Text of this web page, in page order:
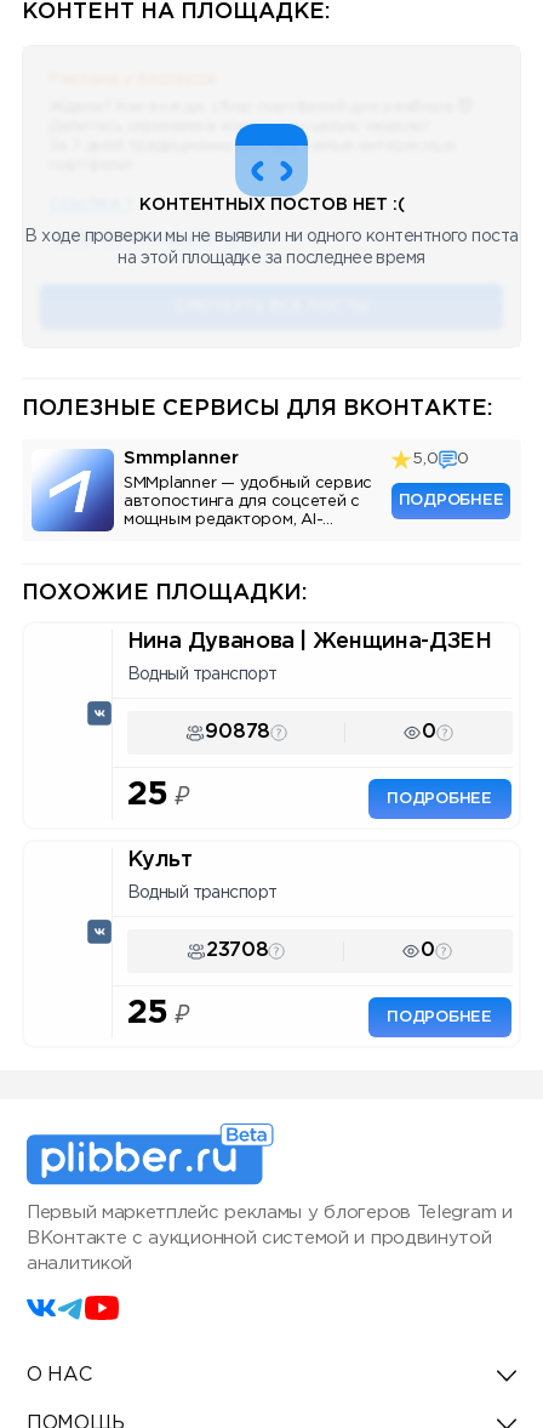
КОНТЕНТ НА ПЛОЩАДКЕ:
Делитесь скринами в комментах целую неделю!
За 7 дней традиционно выберу самые интересные
🔥 75 👍🏻 487 ❤️ 875 🥴 19 12.4k 12:45
КОНТЕНТНЫХ ПОСТОВ НЕТ :(
В ходе проверки мы не выявили ни одного контентного поста
на этой площадке за последнее время
ПОЛЕЗНЫЕ СЕРВИСЫ ДЛЯ ВКОНТАКТЕ:
Smmplanner
SMMplanner — удобный сервис
автопостинга для соцсетей с
мощным редактором, AI-
5,0 0
ПОДРОБНЕЕ
ПОХОЖИЕ ПЛОЩАДКИ:
Нина Дуванова | Женщина-ДЗЕН
Водный транспорт
90878 0
25 ₽ ПОДРОБНЕЕ
Культ
Водный транспорт
23708 0
25 ₽ ПОДРОБНЕЕ
Первый маркетплейс рекламы у блогеров Telegram и
ВКонтакте с аукционной системой и продвинутой
аналитикой
О НАС
ПОМОЩЬ